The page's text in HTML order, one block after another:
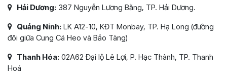
Hải Dương: 387 Nguyễn Lương Bằng, TP. Hải Dương.
Quảng Ninh: LK A12-10, KĐT Monbay, TP. Hạ Long (đường
đôi giữa Cung Cá Heo và Bảo Tàng)
Thanh Hóa: 02A62 Đại lộ Lê Lợi, P. Hạc Thành, TP. Thanh
Hoá